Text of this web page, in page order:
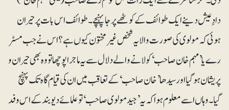
دادِعیش دینے ایک طوائف کے کوٹھے پر جاپہنچے۔ طوائف اس بات پر حیران
ہوئی کہ مولوی کی صورت والا یہ شخص غیر مختون کیوں ہے؟ اس نے جب مسٹر
رے یا ’مہم خان صاحب‘ کو لانے والے دلال سے یہ ماجرا پوچھا تو وہ بھی حیران و
پریشان ہوگیا اور سیدھا ’خان صاحب‘ کے تعاقب میں ان کی قیام گاہ تک پہنچ
گیا۔ وہاں اسے معلوم ہوا کہ یہ ’جید مولوی صاحب‘ تو علمائے دیوبندکے اس وفد